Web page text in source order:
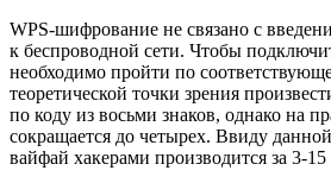
WPS-шифрование не связано с
к беспроводной сети. Чтобы
необходимо пройти по
теоретической точки зрения
по коду из восьми знаков, однако на
сокращается до четырех. Ввиду
вайфай хакерами производится за 3-15